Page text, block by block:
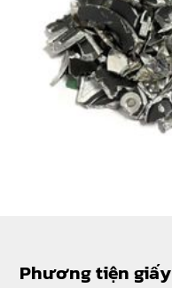
Phương tiện giấy